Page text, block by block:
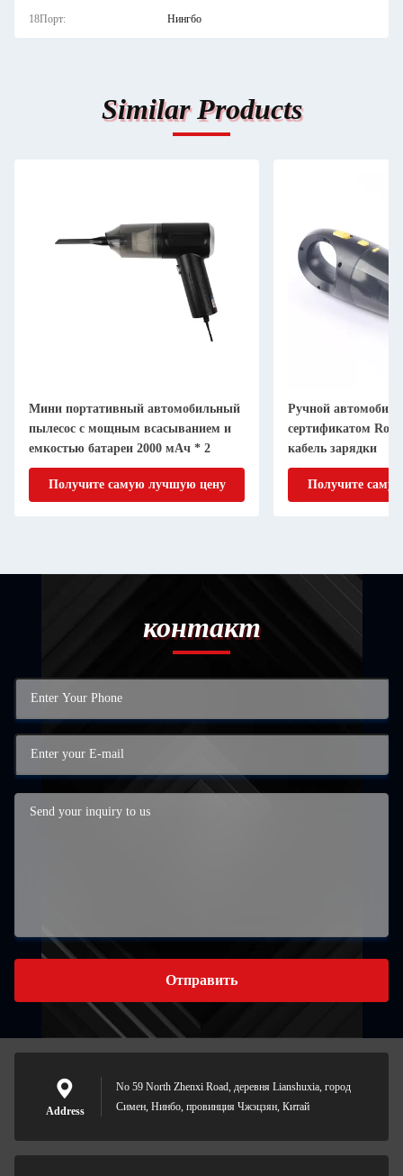
18Порт: Нингбо
Similar Products
Мини портативный автомобильный
пылесос с мощным всасыванием и
емкостью батареи 2000 мАч * 2
Получите самую лучшую цену
Ручной
сертификатом
кабель зарядки
Получите
контакт
Отправить
Address
No 59 North Zhenxi Road, деревня Lianshuxia, город
Симен, Нинбо, провинция Чжэцзян, Китай